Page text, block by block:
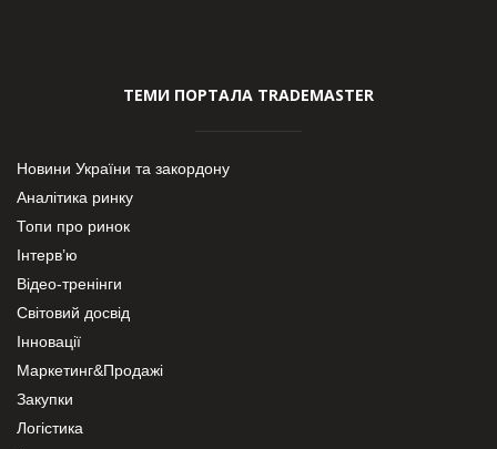
ТЕМИ ПОРТАЛА TRADEMASTER
Новини України та закордону
Аналітика ринку
Топи про ринок
Інтерв’ю
Відео-тренінги
Світовий досвід
Інновації
Маркетинг&Продажі
Закупки
Логістика